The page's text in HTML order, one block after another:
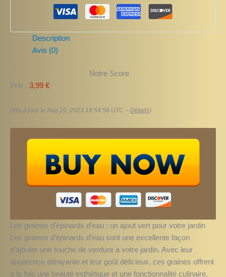
Description
Avis (0)
Notre Score
Prix : 3,99 €
(Mis à jour le Aug 25, 2023 19:54:56 UTC – Détails)
Les graines d’épinards d’eau : un ajout vert pour votre jardin
Les graines d’épinards d’eau sont une excellente façon
d’ajouter une touche de verdure à votre jardin. Avec leur
apparence attrayante et leur goût délicieux, ces graines offrent
à la fois une beauté esthétique et une fonctionnalité culinaire.